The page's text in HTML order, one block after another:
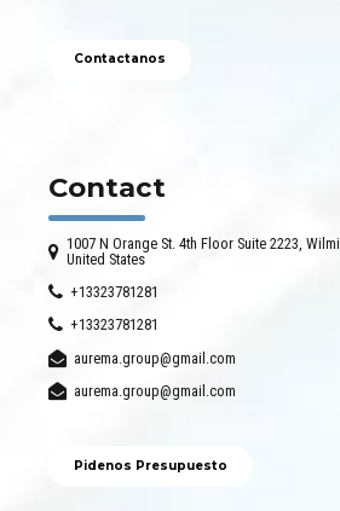
Contactanos
Contact
1007 N Orange St. 4th Floor Suite 2223,
United States
+13323781281
+13323781281
aurema.group@gmail.com
aurema.group@gmail.com
Pidenos Presupuesto